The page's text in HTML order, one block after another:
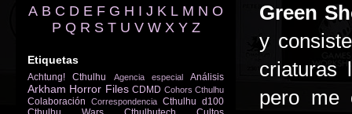
Green
y
criaturas
pero me
A B C D E F G H I J K L M N O
P Q R S T U V W X Y Z
Etiquetas
Achtung! Cthulhu Agencia especial Análisis
Arkham Horror Files CDMD Cohors Cthulhu
Colaboración Correspondencia Cthulhu d100